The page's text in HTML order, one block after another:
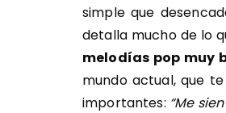
simple que
detalla mucho de lo
melodías pop muy
mundo actual, que
importantes: “Me